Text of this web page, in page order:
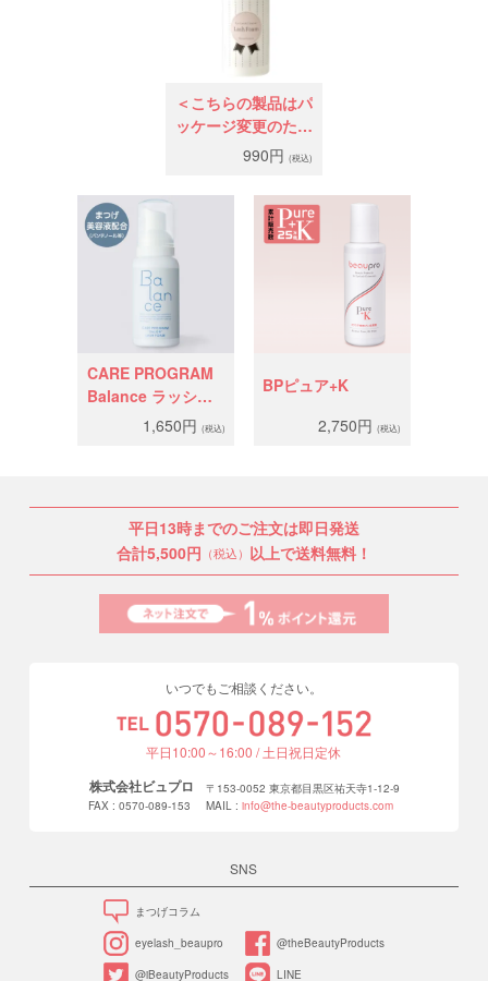
＜こちらの製品はパ
ッケージ変更のため
商品ページが移動し
ォーム
990円(税込)
CARE PROGRAM
Balance ラッシュ
フォーム1,650円 (税込)
BPピュア+K
2,750円(税込)
平日13時までのご注文は即日発送
合計5,500円 （税込） 以上で送料無料！
いつでもご相談ください。
平日10:00～16:00 / 土日祝日定休
株式会社ビュプロ
〒153-0052 東京都目黒区祐天寺1-12-9
FAX : 0570-089-153
MAIL : info@the-beautyproducts.com
SNS
まつげコラム
eyelash_beaupro @theBeautyProducts
@iBeautyProducts LINE